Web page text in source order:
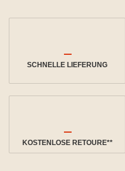
SCHNELLE LIEFERUNG
KOSTENLOSE RETOURE**